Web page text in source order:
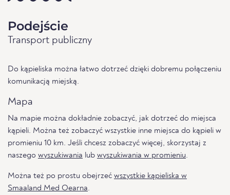
Podejście
Transport publiczny
Do kąpieliska można łatwo dotrzeć dzięki dobremu połączeniu
komunikacją miejską.
Mapa
Na mapie można dokładnie zobaczyć, jak dotrzeć do miejsca
kąpieli. Można też zobaczyć wszystkie inne miejsca do kąpieli w
promieniu 10 km. Jeśli chcesz zobaczyć więcej, skorzystaj z
naszego wyszukiwania lub wyszukiwania w promieniu.
Można też po prostu obejrzeć wszystkie kąpieliska w
Smaaland Med Oearna.